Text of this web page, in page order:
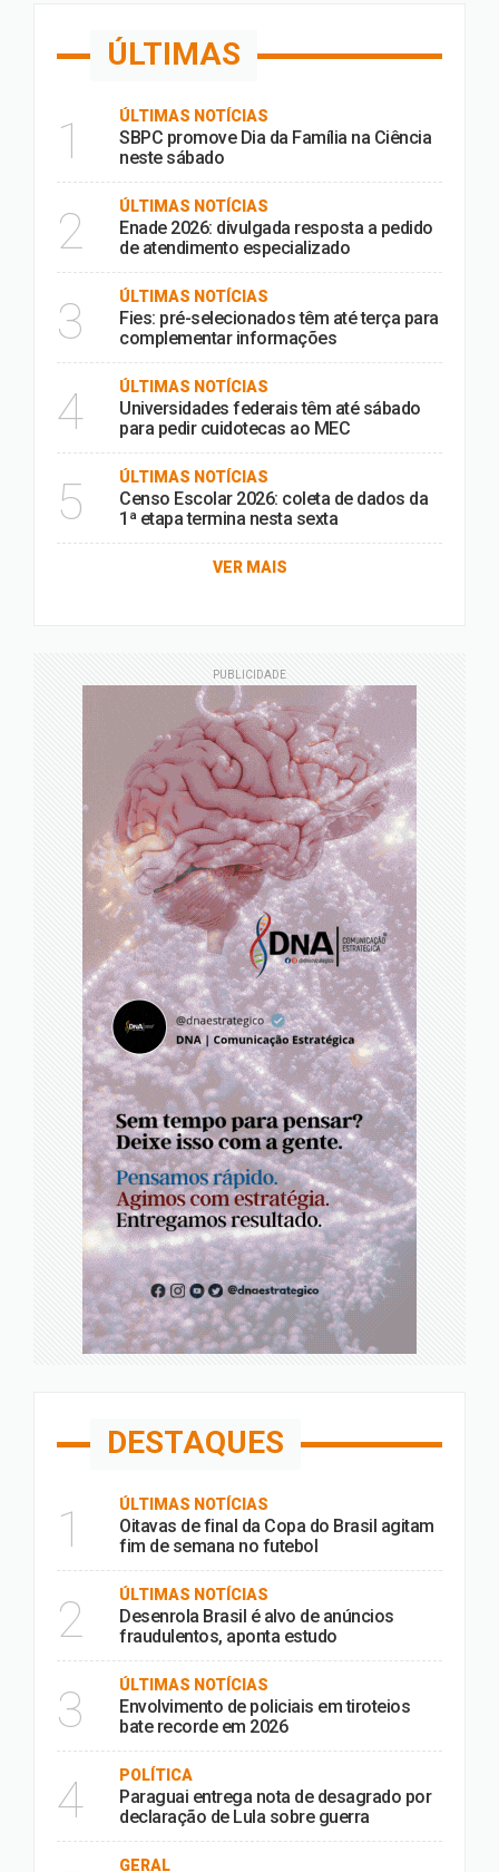
ÚLTIMAS
1 ÚLTIMAS NOTÍCIAS
SBPC promove Dia da Família na Ciência
neste sábado
2 ÚLTIMAS NOTÍCIAS
Enade 2026: divulgada resposta a pedido
de atendimento especializado
3 ÚLTIMAS NOTÍCIAS
Fies: pré-selecionados têm até terça para
complementar informações
4 ÚLTIMAS NOTÍCIAS
Universidades federais têm até sábado
para pedir cuidotecas ao MEC
5 ÚLTIMAS NOTÍCIAS
Censo Escolar 2026: coleta de dados da
1ª etapa termina nesta sexta
VER MAIS
PUBLICIDADE
DESTAQUES
1 ÚLTIMAS NOTÍCIAS
Oitavas de final da Copa do Brasil agitam
fim de semana no futebol
2 ÚLTIMAS NOTÍCIAS
Desenrola Brasil é alvo de anúncios
fraudulentos, aponta estudo
3 ÚLTIMAS NOTÍCIAS
Envolvimento de policiais em tiroteios
bate recorde em 2026
4 POLÍTICA
Paraguai entrega nota de desagrado por
declaração de Lula sobre guerra
GERAL